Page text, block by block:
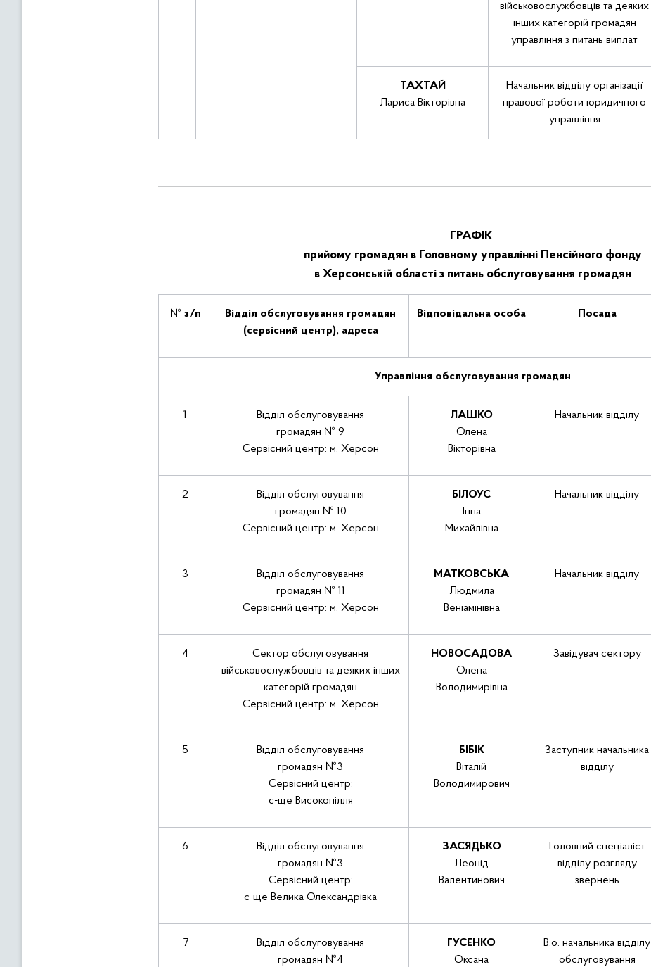
військовослужбовців та деяких
інших категорій громадян
управління з питань виплат
ТАХТАЙ
Лариса Вікторівна
Начальник відділу організації
правової роботи юридичного
управління
ГРАФІК
прийому громадян в Головному управлінні Пенсійного фонду
в Херсонській області з питань обслуговування громадян
№ з/п
Відділ обслуговування громадян
(сервісний центр), адреса
Відповідальна особа Посада
Управління обслуговування громадян
1
Відділ обслуговування
громадян № 9
Сервісний центр: м. Херсон
ЛАШКО
Олена
Вікторівна
Начальник відділу
2
Відділ обслуговування
громадян № 10
Сервісний центр: м. Херсон
БІЛОУС
Інна
Михайлівна
Начальник відділу
3
Відділ обслуговування
громадян № 11
Сервісний центр: м. Херсон
МАТКОВСЬКА
Людмила
Веніамінівна
Начальник відділу
4
Сектор обслуговування
військовослужбовців та деяких інших
категорій громадян
Сервісний центр: м. Херсон
НОВОСАДОВА
Олена
Володимирівна
Завідувач сектору
5
Відділ обслуговування
громадян №3
Сервісний центр:
с-ще Високопілля
БІБІК
Віталій
Володимирович
Заступник начальника
відділу
6
Відділ обслуговування
громадян №3
Сервісний центр:
с-ще Велика Олександрівка
ЗАСЯДЬКО
Леонід
Валентинович
Головний спеціаліст
відділу розгляду
звернень
7
Відділ обслуговування
громадян №4
ГУСЕНКО
Оксана
В.о. начальника відділу
обслуговування